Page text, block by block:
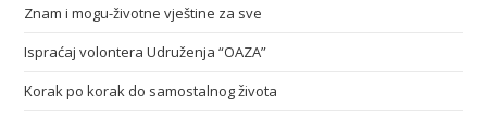
Znam i mogu-životne vještine za sve
Ispraćaj volontera Udruženja “OAZA”
Korak po korak do samostalnog života